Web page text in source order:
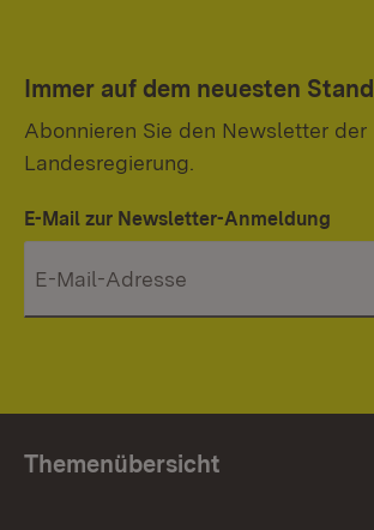
Immer auf dem neuesten Stand
Abonnieren Sie den Newsletter der
Landesregierung.
E-Mail zur Newsletter-Anmeldung
Themenübersicht